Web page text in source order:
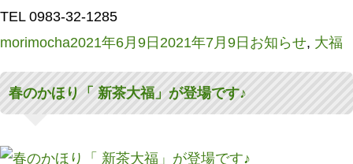
TEL 0983-32-1285
投
稿
者
morimocha投
稿
日:
2021年6月9日 2021年7月9日 カ
テ
お知らせ, 大福
春のかほり「 新茶大福」が登場です♪